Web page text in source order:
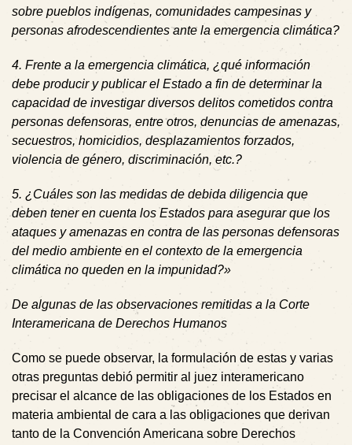
sobre pueblos indígenas, comunidades campesinas y
personas afrodescendientes ante la emergencia climática?
4. Frente a la emergencia climática, ¿qué información
debe producir y publicar el Estado a fin de determinar la
capacidad de investigar diversos delitos cometidos contra
personas defensoras, entre otros, denuncias de amenazas,
secuestros, homicidios, desplazamientos forzados,
violencia de género, discriminación, etc.?
5. ¿Cuáles son las medidas de debida diligencia que
deben tener en cuenta los Estados para asegurar que los
ataques y amenazas en contra de las personas defensoras
del medio ambiente en el contexto de la emergencia
climática no queden en la impunidad?»
De algunas de las observaciones remitidas a la Corte
Interamericana de Derechos Humanos
Como se puede observar, la formulación de estas y varias
otras preguntas debió permitir al juez interamericano
precisar el alcance de las obligaciones de los Estados en
materia ambiental de cara a las obligaciones que derivan
tanto de la Convención Americana sobre Derechos